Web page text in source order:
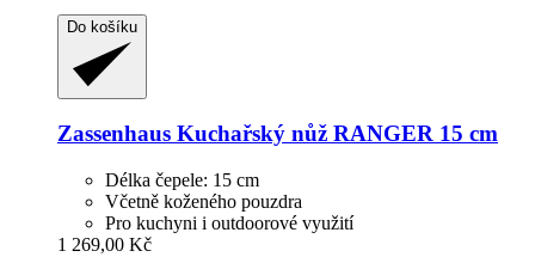
Do košíku
Zassenhaus Kuchařský nůž RANGER 15 cm
Délka čepele: 15 cm
Včetně koženého pouzdra
Pro kuchyni i outdoorové využití
1 269,00 Kč